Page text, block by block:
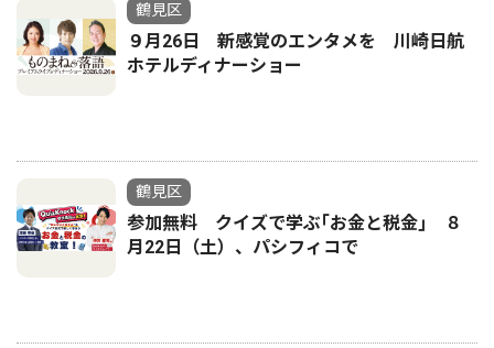
鶴見区
９月26日 新感覚のエンタメを 川崎日航
ホテルディナーショー
鶴見区
参加無料 クイズで学ぶ｢お金と税金｣ ８
月22日（土）、パシフィコで